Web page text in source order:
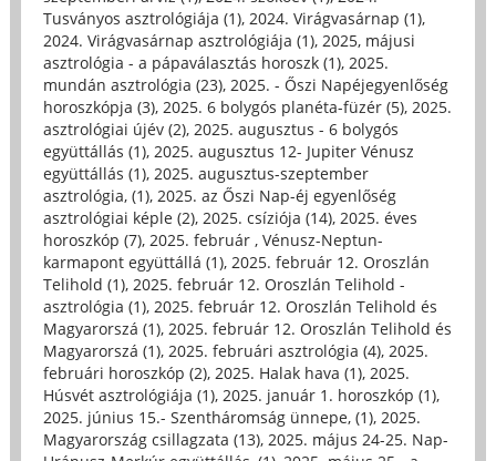
Tusványos asztrológiája (1), 2024. Virágvasárnap (1),
2024. Virágvasárnap asztrológiája (1), 2025, májusi
asztrológia - a pápaválasztás horoszk (1), 2025.
mundán asztrológia (23), 2025. - Őszi Napéjegyenlőség
horoszkópja (3), 2025. 6 bolygós planéta-füzér (5), 2025.
asztrológiai újév (2), 2025. augusztus - 6 bolygós
együttállás (1), 2025. augusztus 12- Jupiter Vénusz
együttállás (1), 2025. augusztus-szeptember
asztrológia, (1), 2025. az Őszi Nap-éj egyenlőség
asztrológiai képle (2), 2025. csíziója (14), 2025. éves
horoszkóp (7), 2025. február , Vénusz-Neptun-
karmapont együttállá (1), 2025. február 12. Oroszlán
Telihold (1), 2025. február 12. Oroszlán Telihold -
asztrológia (1), 2025. február 12. Oroszlán Telihold és
Magyarorszá (1), 2025. február 12. Oroszlán Telihold és
Magyarorszá (1), 2025. februári asztrológia (4), 2025.
februári horoszkóp (2), 2025. Halak hava (1), 2025.
Húsvét asztrológiája (1), 2025. január 1. horoszkóp (1),
2025. június 15.- Szentháromság ünnepe, (1), 2025.
Magyarország csillagzata (13), 2025. május 24-25. Nap-